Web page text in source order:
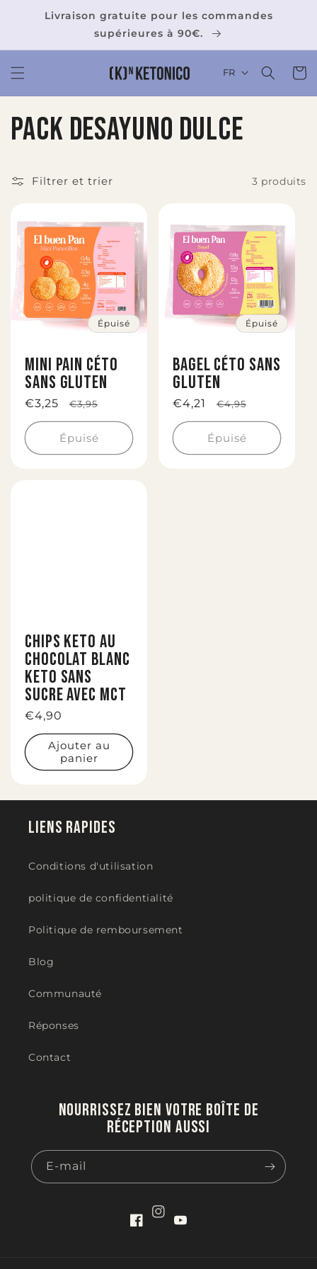
passerLivraison gratuite pour les commandes
supérieures à 90€.
FR Panier
C
l
l
e
c
t
Pack desayuno dulce
Filtrer et trier 3 produits
Épuisé
Mini pain céto
sans gluten
Prix
soldé
€3,25
Prix
habituel
€3,95
Épuisé
Épuisé
bagel céto sans
gluten
Prix
soldé
€4,21
Prix
habituel
€4,95
Épuisé
Chips Keto au
chocolat blanc
Keto sans
sucre avec MCT
Prix
habituel
€4,90
Ajouter au
panier
Liens rapides
Conditions d'utilisation
politique de confidentialité
Politique de remboursement
Blog
Communauté
Réponses
Contact
Nourrissez bien votre boîte de
réception aussi
E-mail
Facebook
Instagram
YouTube